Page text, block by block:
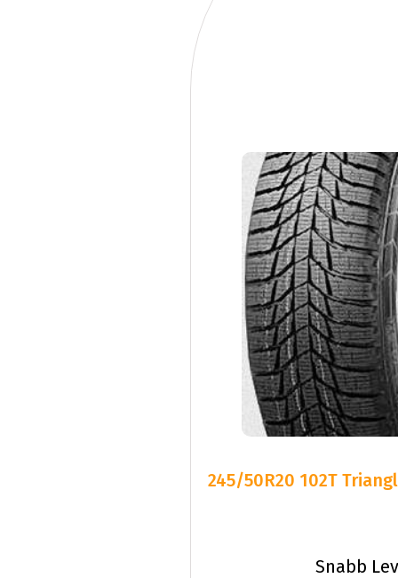
245/50R20 102T
Snabb